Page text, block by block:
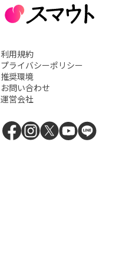
利用規約
プライバシーポリシー
推奨環境
お問い合わせ
運営会社